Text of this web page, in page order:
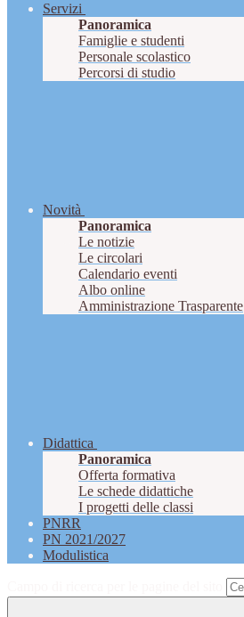
Servizi
Panoramica
Famiglie e studenti
Personale scolastico
Percorsi di studio
Novità
Panoramica
Le notizie
Le circolari
Calendario eventi
Albo online
Amministrazione Trasparente
Didattica
Panoramica
Offerta formativa
Le schede didattiche
I progetti delle classi
PNRR
PN 2021/2027
Modulistica